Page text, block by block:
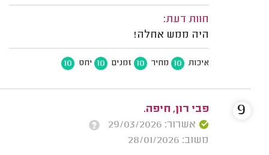
חוות דעת:
היה ממש אחלה!
איכות 10 מחיר 10 זמנים 10 יחס 10
פבי רון, חיפה.
אשרור: 29/03/2026
משוב: 28/01/2026
9